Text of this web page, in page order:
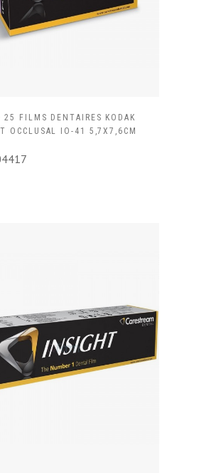
25 FILMS DENTAIRES KODAK
OCCLUSAL IO-41 5,7X7,6CM